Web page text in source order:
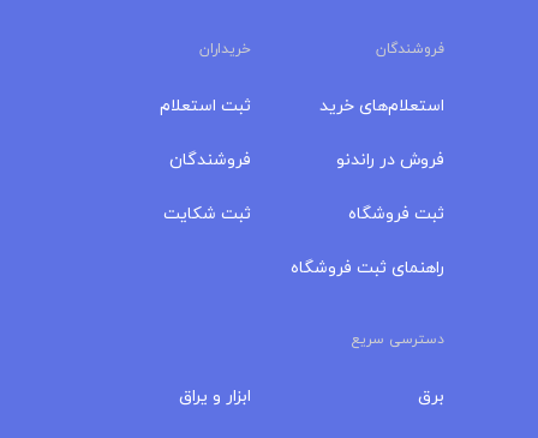
فروشندگان خریداران
استعلام‌های خرید
فروش در راندنو
ثبت فروشگاه
راهنمای ثبت فروشگاه
ثبت استعلام
فروشندگان
ثبت شکایت
دسترسی سریع
برق ابزار و یراق